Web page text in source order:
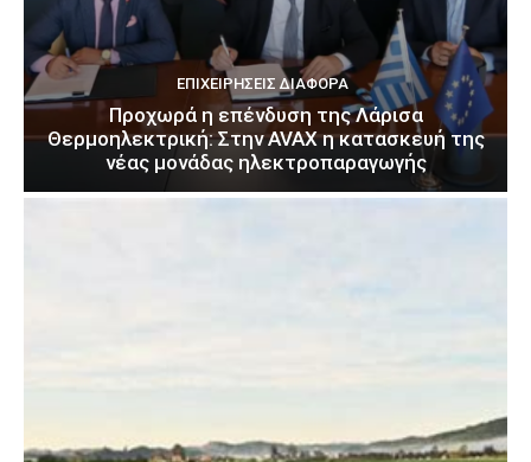
ΕΠΙΧΕΙΡΉΣΕΙΣ ΔΙΆΦΟΡΑ
Προχωρά η επένδυση της Λάρισα
Θερμοηλεκτρική: Στην AVAX η κατασκευή της
νέας μονάδας ηλεκτροπαραγωγής